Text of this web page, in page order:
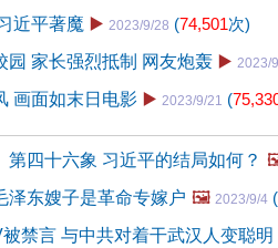
近平著魔 ▶️ 2023/9/28 (74,501次)
园 家长强烈抵制 网友炮轰 ▶️ 2023/
画面如末日电影 ▶️ 2023/9/21 (
第四十六象 习近平的结局如何？
泽东嫂子是革命专嫁户 🖼️ 2023/9/4 (
禁言 与中共对着干武汉人变聪明